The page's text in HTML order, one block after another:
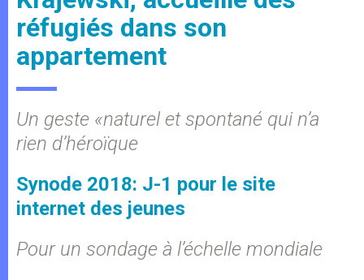
réfugiés dans son
appartement
Un geste «naturel et spontané qui n’a
rien d’héroïque
Synode 2018: J-1 pour le site
internet des jeunes
Pour un sondage à l’échelle mondiale